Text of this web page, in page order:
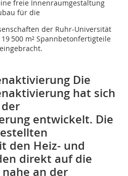
freie Innenraumgestaltung
für die
der Ruhr-Universität
500 m² Spannbetonfertigteile
Die
hat sich
entwickelt. Die
den Heiz- und
direkt auf die
an der